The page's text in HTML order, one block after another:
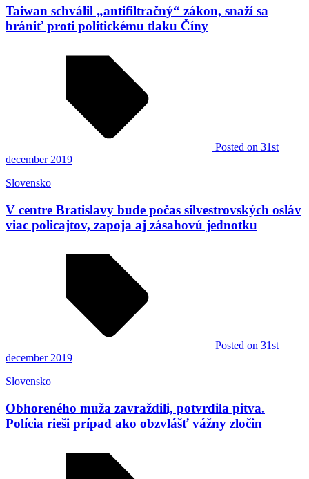
Taiwan schválil „antifiltračný“ zákon, snaží sa
brániť proti politickému tlaku Číny
Posted on 31st
december 2019
Slovensko
V centre Bratislavy bude počas silvestrovských osláv
viac policajtov, zapoja aj zásahovú jednotku
Posted on 31st
december 2019
Slovensko
Obhoreného muža zavraždili, potvrdila pitva.
Polícia rieši prípad ako obzvlášť vážny zločin